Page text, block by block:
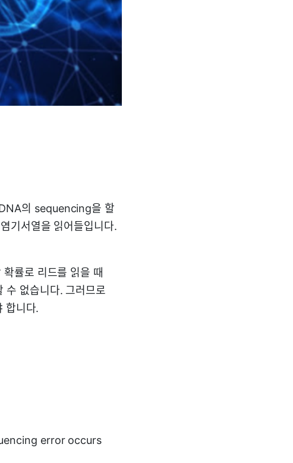
의 sequencing을 할
기서열을 읽어들입니다.
률로 리드를 읽을 때
수 없습니다. 그러므로
합니다.
error occurs